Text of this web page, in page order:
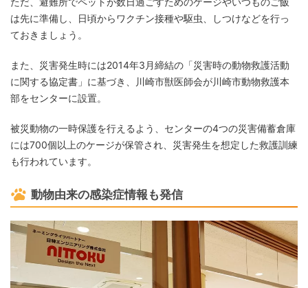
は先に準備し、日頃からワクチン接種や駆虫、しつけなどを行っ
ておきましょう。
また、災害発生時には2014年3月締結の「災害時の動物救護活動
に関する協定書」に基づき、川崎市獣医師会が川崎市動物救護本
部をセンターに設置。
被災動物の一時保護を行えるよう、センターの4つの災害備蓄倉庫
には700個以上のケージが保管され、災害発生を想定した救護訓練
も行われています。
動物由来の感染症情報も発信